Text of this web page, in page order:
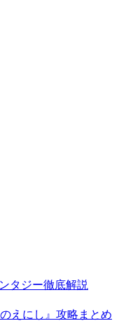
タジー徹底解説
えにし』攻略まとめ